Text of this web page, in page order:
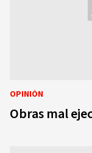
OPINIÓN
Obras mal